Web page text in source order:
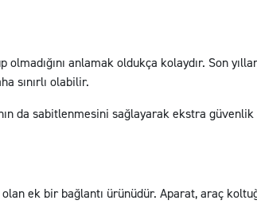
anlamak oldukça kolaydır. Son
sınırlı olabilir.
da sabitlenmesini sağlayarak ekstra güvenlik
ek bir bağlantı ürünüdür. Aparat, araç